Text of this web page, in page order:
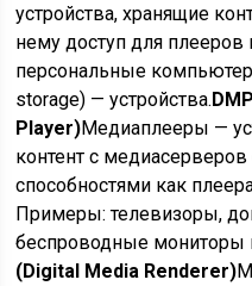
устройства, хранящие
нему доступ для
персональные
storage) — устройства.
Player)Медиаплееры —
контент с
способностями как
Примеры: телевизоры,
беспроводные мониторы
(Digital Media Renderer)